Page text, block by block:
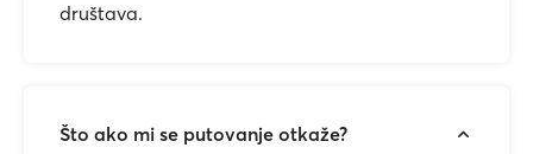
društava.
Što ako mi se putovanje otkaže?